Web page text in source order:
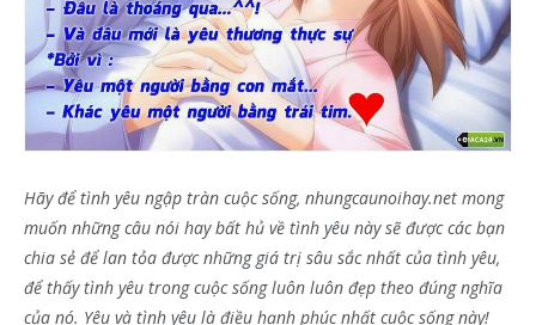
Hãy để tình yêu ngập tràn cuộc sống, nhungcaunoihay.net mong
muốn những câu nói hay bất hủ về tình yêu này sẽ được các bạn
chia sẻ để lan tỏa được những giá trị sâu sắc nhất của tình yêu,
để thấy tình yêu trong cuộc sống luôn luôn đẹp theo đúng nghĩa
của nó. Yêu và tình yêu là điều hạnh phúc nhất cuộc sống này!